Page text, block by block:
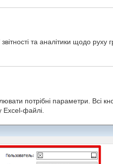
та аналітики щодо руху
потрібні параметри. Всі
файлі.